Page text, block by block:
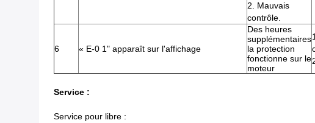
2. Mauvais
contrôle.
6 « E-0 1" apparaît sur l'affichage
Des heures
supplémentaires
la protection
fonctionne sur le
moteur
Service :
Service pour libre :